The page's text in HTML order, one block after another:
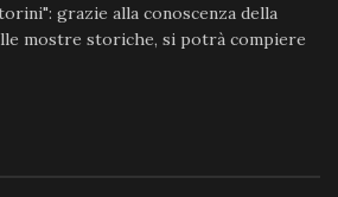
grazie alla conoscenza della
mostre storiche, si potrà compiere